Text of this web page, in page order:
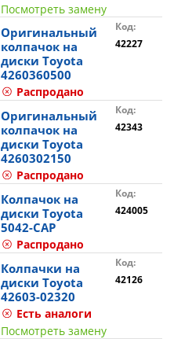
Посмотреть замену
Оригинальный
колпачок на
диски Toyota
4260360500
Распродано
Код:
42227
Оригинальный
колпачок на
диски Toyota
4260302150
Распродано
Код:
42343
Колпачок на
диски Toyota
5042-CAP
Распродано
Код:
424005
Колпачки на
диски Toyota
42603-02320
Есть аналоги
Посмотреть замену
Код:
42126